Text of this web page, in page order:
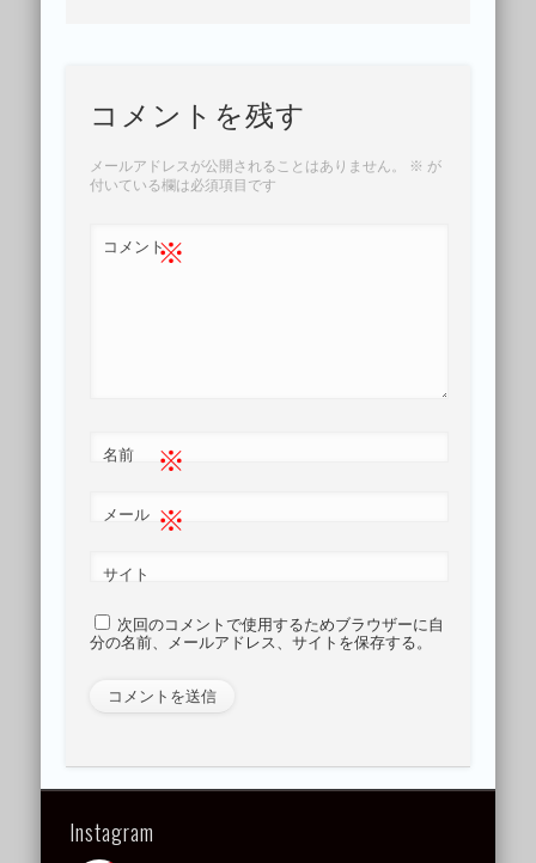
コメントを残す
メールアドレスが公開されることはありません。 ※ が
付いている欄は必須項目です
コメント※
名前 ※
メール ※
サイト
次回のコメントで使用するためブラウザーに自
分の名前、メールアドレス、サイトを保存する。
Instagram